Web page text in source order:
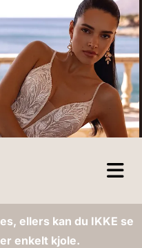
ellers kan du IKKE se
enkelt kjole.